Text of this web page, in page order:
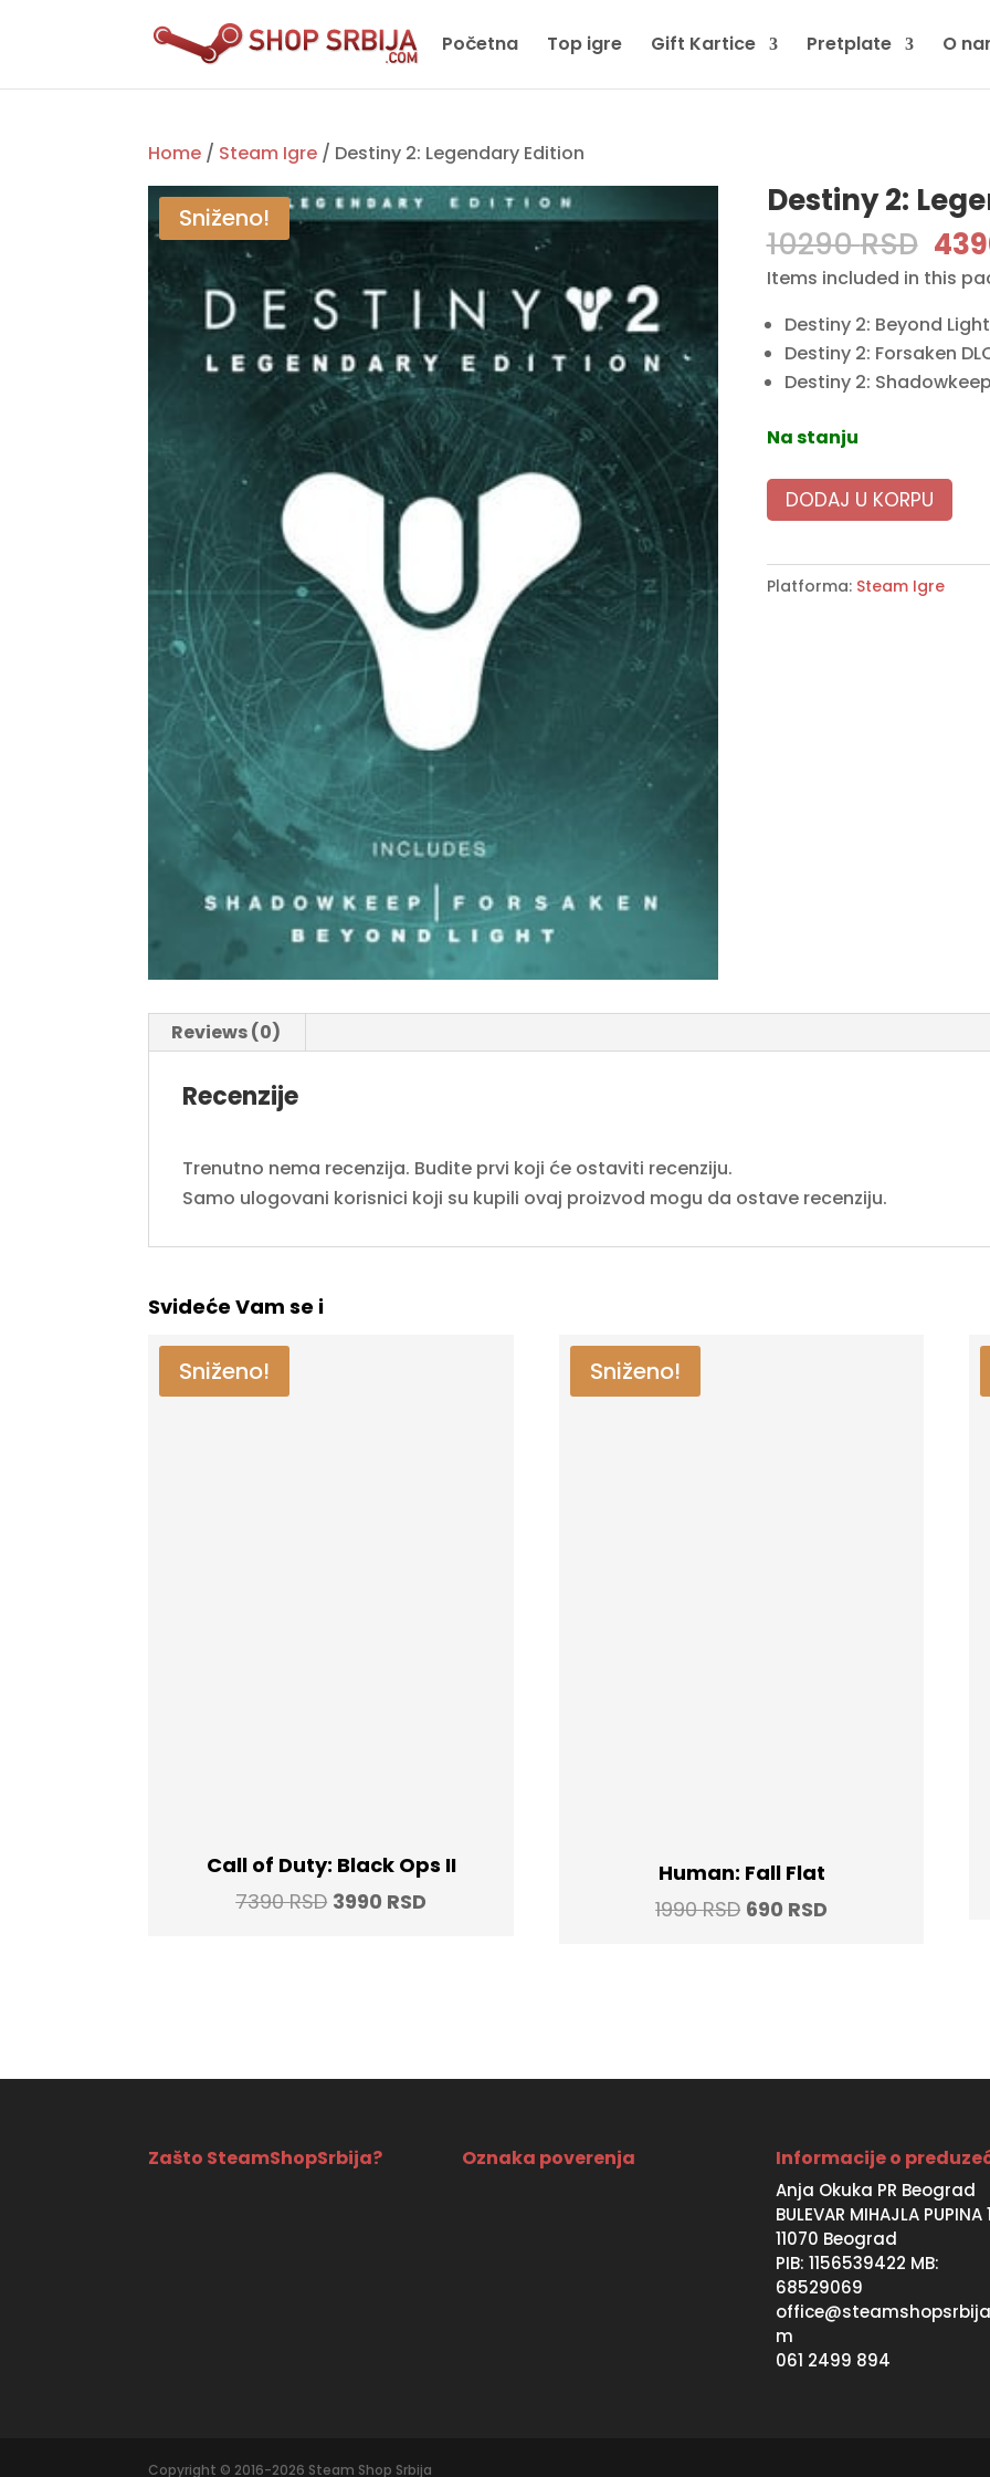
Početna Top igre Gift Kartice Pretplate O
Home / Steam Igre / Destiny 2: Legendary Edition
Sniženo!
Destiny 2:
10290RSD
Items included in this
Destiny 2: Beyond
Destiny 2: Forsaken
Destiny 2:
Na stanju
DODAJ U KORPU
Platforma: Steam Igre
Reviews (0)
Recenzije
Trenutno nema recenzija. Budite prvi koji će ostaviti recenziju.
Samo ulogovani korisnici koji su kupili ovaj proizvod mogu da ostave recenziju.
Svideće Vam se i
Sniženo!
Call of Duty: Black Ops II
7390RSD Original
3990 RSD
Sniženo!
Human: Fall Flat
1990RSD Original
690 RSD
Zašto SteamShopSrbija? Oznaka poverenja Informacije o
Anja Okuka PR Beograd
BULEVAR MIHAJLA PUPINA
11070 Beograd
PIB: 1156539422 MB:
68529069
m
061 2499 894
Copyright © 2016-2026 Steam Shop Srbija